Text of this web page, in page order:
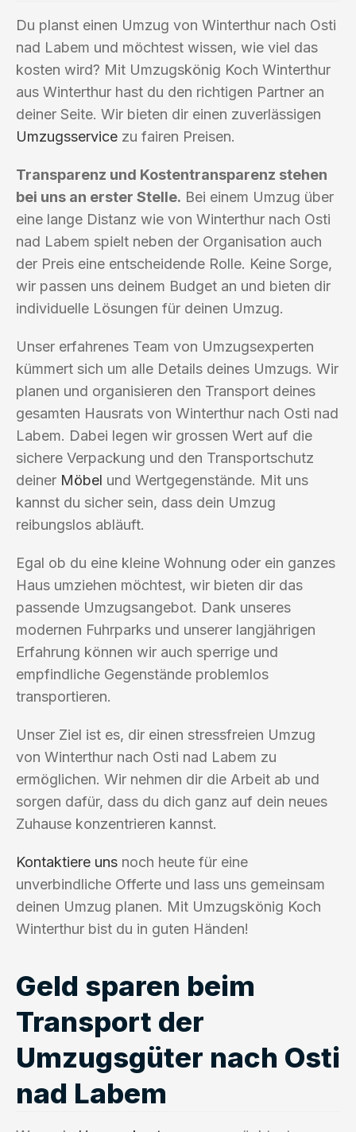
Du planst einen Umzug von Winterthur nach Osti
nad Labem und möchtest wissen, wie viel das
kosten wird? Mit Umzugskönig Koch Winterthur
aus Winterthur hast du den richtigen Partner an
deiner Seite. Wir bieten dir einen zuverlässigen
Umzugsservice zu fairen Preisen.
Transparenz und Kostentransparenz stehen
bei uns an erster Stelle. Bei einem Umzug über
eine lange Distanz wie von Winterthur nach Osti
nad Labem spielt neben der Organisation auch
der Preis eine entscheidende Rolle. Keine Sorge,
wir passen uns deinem Budget an und bieten dir
individuelle Lösungen für deinen Umzug.
Unser erfahrenes Team von Umzugsexperten
kümmert sich um alle Details deines Umzugs. Wir
planen und organisieren den Transport deines
gesamten Hausrats von Winterthur nach Osti nad
Labem. Dabei legen wir grossen Wert auf die
sichere Verpackung und den Transportschutz
deiner Möbel und Wertgegenstände. Mit uns
kannst du sicher sein, dass dein Umzug
reibungslos abläuft.
Egal ob du eine kleine Wohnung oder ein ganzes
Haus umziehen möchtest, wir bieten dir das
passende Umzugsangebot. Dank unseres
modernen Fuhrparks und unserer langjährigen
Erfahrung können wir auch sperrige und
empfindliche Gegenstände problemlos
transportieren.
Unser Ziel ist es, dir einen stressfreien Umzug
von Winterthur nach Osti nad Labem zu
ermöglichen. Wir nehmen dir die Arbeit ab und
sorgen dafür, dass du dich ganz auf dein neues
Zuhause konzentrieren kannst.
Kontaktiere uns noch heute für eine
unverbindliche Offerte und lass uns gemeinsam
deinen Umzug planen. Mit Umzugskönig Koch
Winterthur bist du in guten Händen!
Geld sparen beim
Transport der
Umzugsgüter nach Osti
nad Labem